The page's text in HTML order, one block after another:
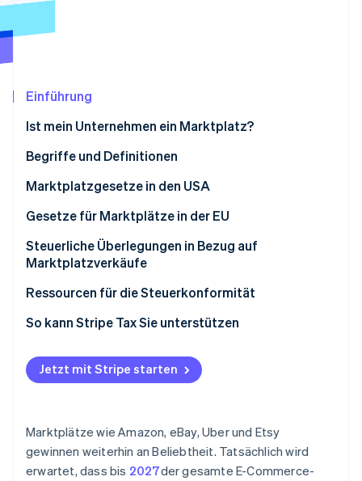
Einführung
Ist mein Unternehmen ein Marktplatz?
Begriffe und Definitionen
Marketplace Facilitator
Fiktiver Verkäufer (Deemed Seller)
Digital Platform Operator
Electronic Distribution Platform (EDP) Operator
Marktplatzgesetze in den USA
Verkaufssteuerliche Behandlung von
Gesetze für Marktplätze in der EU
Steuerliche Überlegungen in Bezug auf
Marktplatzverkäufe
Ressourcen für die Steuerkonformität
So kann Stripe Tax Sie unterstützen
Jetzt mit Stripe starten
Marktplätze wie Amazon, eBay, Uber und Etsy
gewinnen weiterhin an Beliebtheit. Tatsächlich wird
erwartet, dass bis 2027der gesamte E-Commerce-